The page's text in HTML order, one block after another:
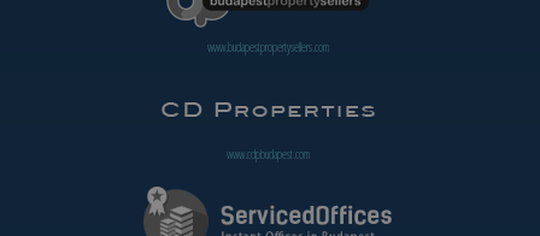
www.budapestpropertysellers.com
www.cdpbudapest.com